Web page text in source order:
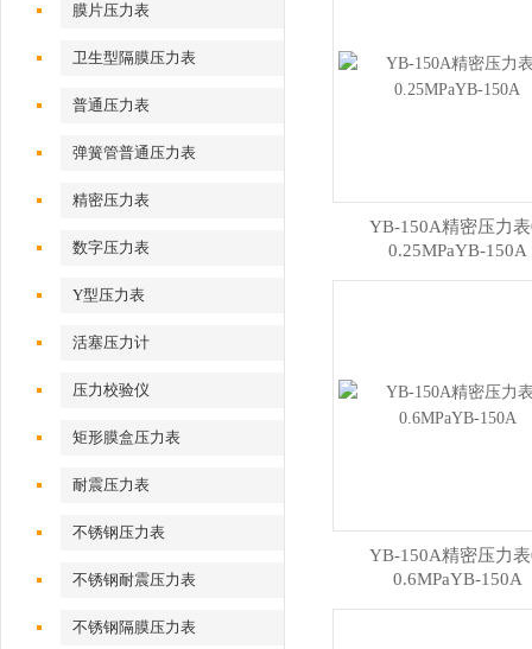
膜片压力表
卫生型隔膜压力表
普通压力表
弹簧管普通压力表
精密压力表
数字压力表
Y型压力表
活塞压力计
压力校验仪
矩形膜盒压力表
耐震压力表
不锈钢压力表
不锈钢耐震压力表
不锈钢隔膜压力表
YB-150A精密压力
0.25MPaYB-150A
YB-150A精密压力
0.6MPaYB-150A